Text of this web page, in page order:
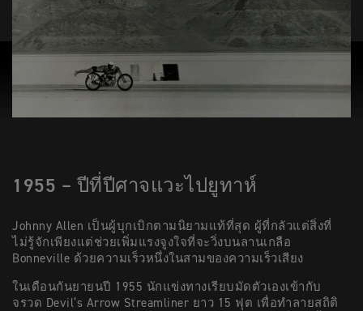
1955 – ปีที่ปีศาจแวะไปยูทาห์
Johnny Allen เป็นผู้บุกเบิกตามนิยามแท้ที่สุด ผู้ที่กลัวแต่สิ่งที่
ไม่รู้จักเพียงแต่ช่วยเพิ่มแรงจูงใจที่จะวิ่งบนลานเกลือ
Bonneville ด้วยความเร็วหนึ่งในสามของความเร็วเสียง
ในเดือนกันยายนปี 1955 นักแข่งทางเรียบมัดตัวเองเข้ากับ
จรวด Devil’s Arrow Streamliner ยาว 15 ฟุต เพื่อทำลายสถิติ